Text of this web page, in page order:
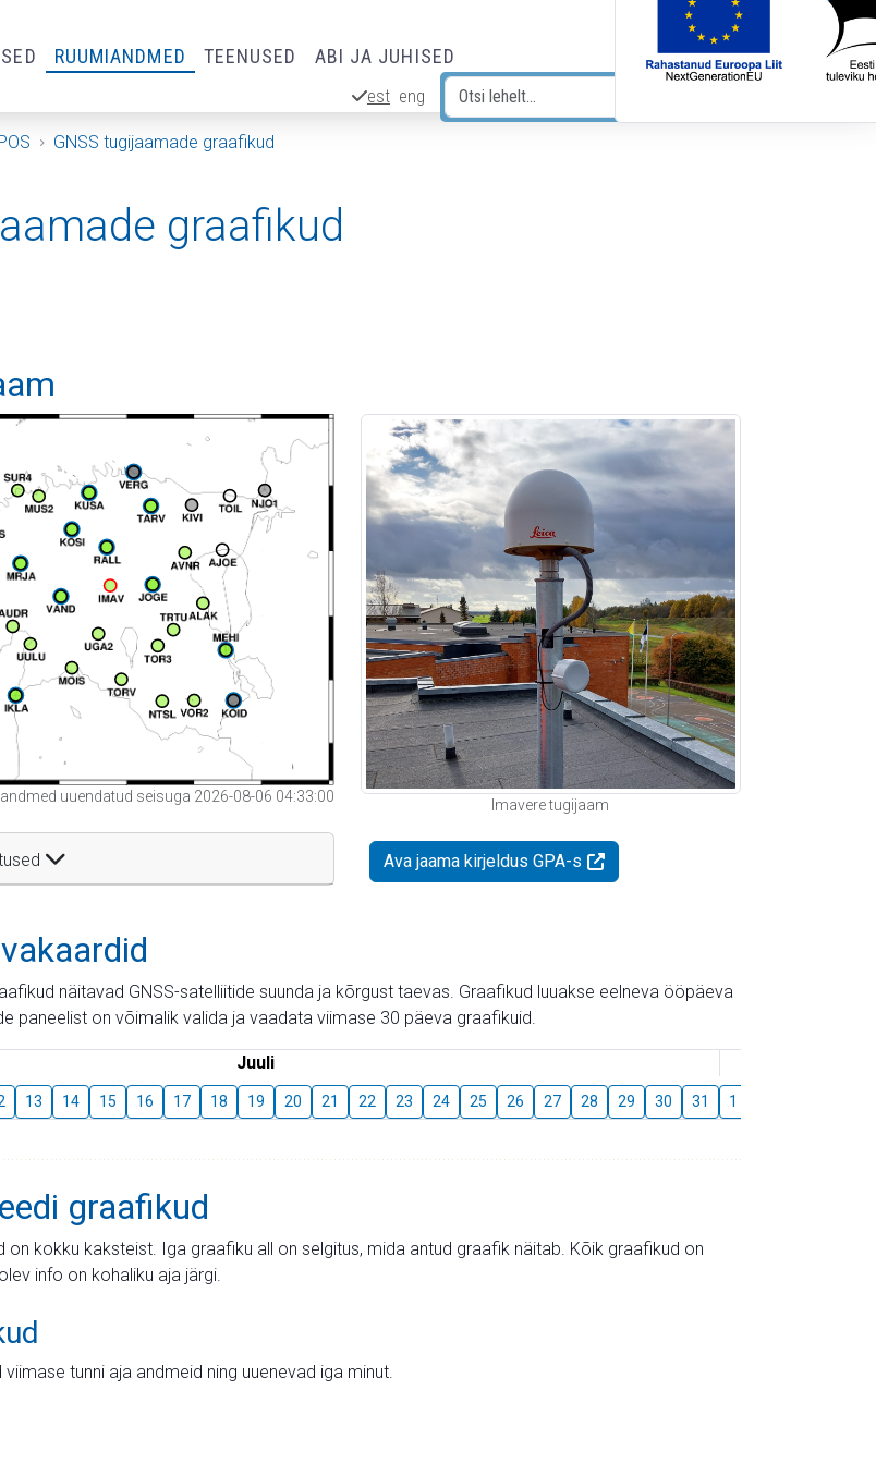
RUUMIANDMED TEENUSED ABI JA JUHISED
est eng
GNSS tugijaamade graafikud
graafikud
uuendatud seisuga 2026-08-06 04:33:00
Imavere tugijaam
Ava jaama kirjeldus GPA-s
näitavad GNSS-satelliitide suunda ja kõrgust taevas. Graafikud luuakse eelneva ööpäeva
paneelist on võimalik valida ja vaadata viimase 30 päeva graafikuid.
Juuli
13 14 15 16 17 18 19 20 21 22 23 24 25 26 27 28 29 30 31 1
graafikud
on kokku kaksteist. Iga graafiku all on selgitus, mida antud graafik näitab. Kõik graafikud on
info on kohaliku aja järgi.
tunni aja andmeid ning uuenevad iga minut.